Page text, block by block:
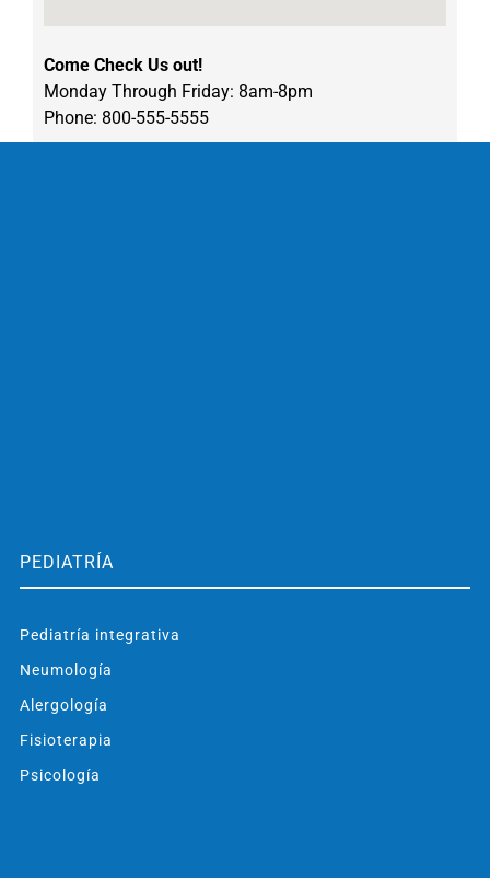
Come Check Us out!
Monday Through Friday: 8am-8pm
Phone: 800-555-5555
PEDIATRÍA
Pediatría integrativa
Neumología
Alergología
Fisioterapia
Psicología